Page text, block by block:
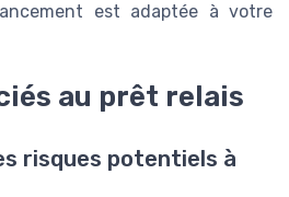
est adaptée à votre
au prêt relais
risques potentiels à